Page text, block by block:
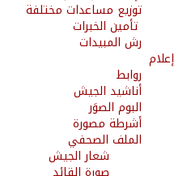
توزيع مساعدات مختلفة
تأمين الخبرات
رش المبيدات
إعلام
روابط
أناشيد الجيش
البوم الصوَر
أشرطة مصورة
الملف الصحفي
شعار الجيش